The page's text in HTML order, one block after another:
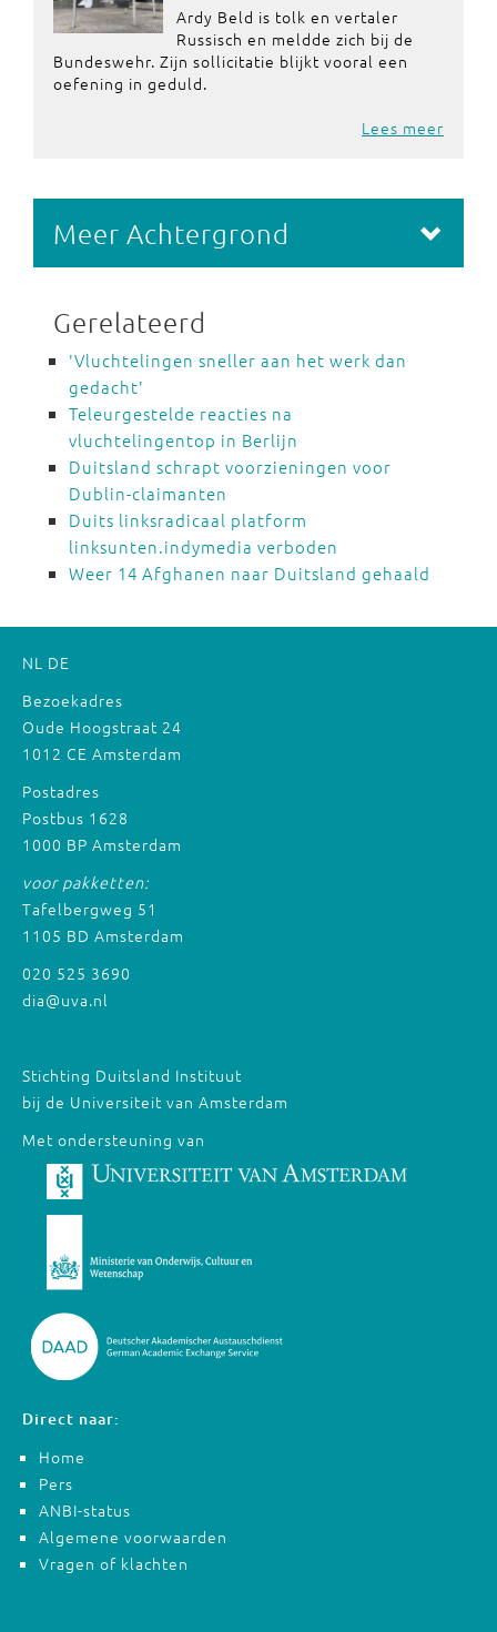
Ardy Beld is tolk en vertaler
Russisch en meldde zich bij de
Bundeswehr. Zijn sollicitatie blijkt vooral een
oefening in geduld.
Lees meer
Meer Achtergrond
Gerelateerd
'Vluchtelingen sneller aan het werk dan
gedacht'
Teleurgestelde reacties na
vluchtelingentop in Berlijn
Duitsland schrapt voorzieningen voor
Dublin-claimanten
Duits linksradicaal platform
linksunten.indymedia verboden
Weer 14 Afghanen naar Duitsland gehaald
NL DE
Bezoekadres
Oude Hoogstraat 24
1012 CE Amsterdam
Postadres
Postbus 1628
1000 BP Amsterdam
voor pakketten:
Tafelbergweg 51
1105 BD Amsterdam
020 525 3690
dia@uva.nl
Stichting Duitsland Instituut
bij de Universiteit van Amsterdam
Met ondersteuning van
Direct naar:
Home
Pers
ANBI-status
Algemene voorwaarden
Vragen of klachten